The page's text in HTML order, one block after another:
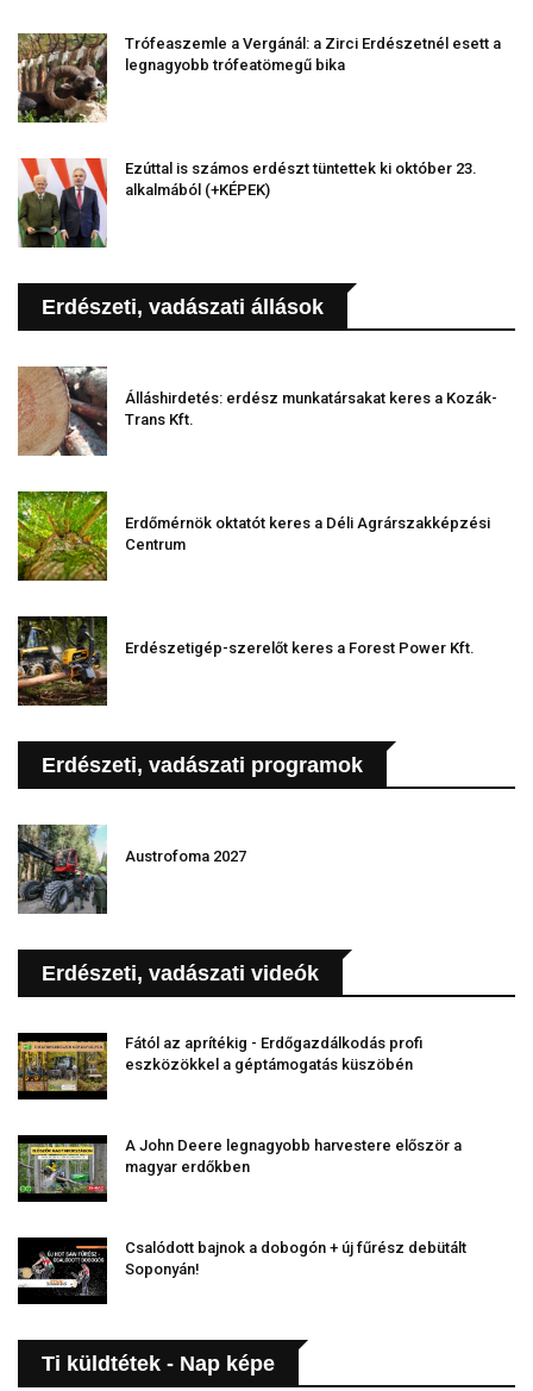
Trófeaszemle a Vergánál: a Zirci Erdészetnél esett a
legnagyobb trófeatömegű bika
Ezúttal is számos erdészt tüntettek ki október 23.
alkalmából (+KÉPEK)
Erdészeti, vadászati állások
Álláshirdetés: erdész munkatársakat keres a Kozák-
Trans Kft.
Erdőmérnök oktatót keres a Déli Agrárszakképzési
Centrum
Erdészetigép-szerelőt keres a Forest Power Kft.
Erdészeti, vadászati programok
Austrofoma 2027
Erdészeti, vadászati videók
Fától az aprítékig - Erdőgazdálkodás profi
eszközökkel a géptámogatás küszöbén
A John Deere legnagyobb harvestere először a
magyar erdőkben
Csalódott bajnok a dobogón + új fűrész debütált
Soponyán!
Ti küldtétek - Nap képe